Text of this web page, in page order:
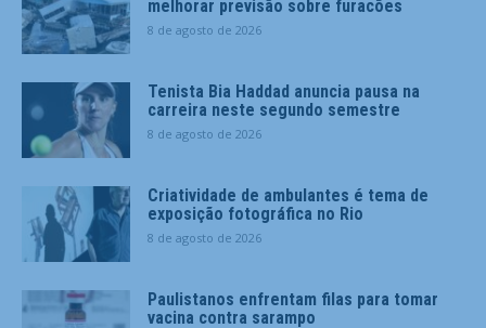
melhorar previsão sobre furacões
8 de agosto de 2026
Tenista Bia Haddad anuncia pausa na
carreira neste segundo semestre
8 de agosto de 2026
Criatividade de ambulantes é tema de
exposição fotográfica no Rio
8 de agosto de 2026
Paulistanos enfrentam filas para tomar
vacina contra sarampo